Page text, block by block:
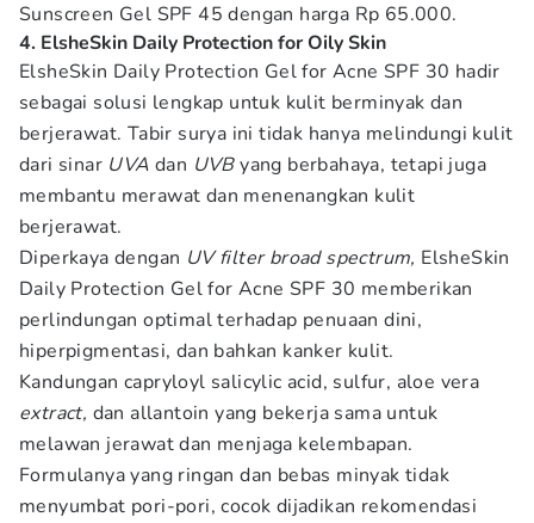
Sunscreen Gel SPF 45 dengan harga Rp 65.000.
4. ElsheSkin Daily Protection for Oily Skin
ElsheSkin Daily Protection Gel for Acne SPF 30 hadir
sebagai solusi lengkap untuk kulit berminyak dan
berjerawat. Tabir surya ini tidak hanya melindungi kulit
dari sinar UVA dan UVByang berbahaya, tetapi juga
membantu merawat dan menenangkan kulit
berjerawat.
Diperkaya dengan UV filter broad spectrum, ElsheSkin
Daily Protection Gel for Acne SPF 30 memberikan
perlindungan optimal terhadap penuaan dini,
hiperpigmentasi, dan bahkan kanker kulit.
Kandungan capryloyl salicylic acid, sulfur, aloe vera
extract, dan allantoin yang bekerja sama untuk
melawan jerawat dan menjaga kelembapan.
Formulanya yang ringan dan bebas minyak tidak
menyumbat pori-pori, cocok dijadikan rekomendasi